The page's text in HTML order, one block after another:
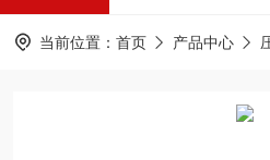
当前位置： 首页 产品中心